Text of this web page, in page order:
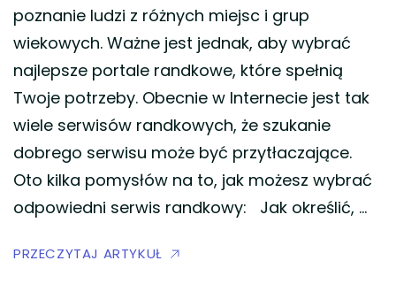
poznanie ludzi z różnych miejsc i grup
wiekowych. Ważne jest jednak, aby wybrać
najlepsze portale randkowe, które spełnią
Twoje potrzeby. Obecnie w Internecie jest tak
wiele serwisów randkowych, że szukanie
dobrego serwisu może być przytłaczające.
Oto kilka pomysłów na to, jak możesz wybrać
odpowiedni serwis randkowy: Jak określić, …
PRZECZYTAJ ARTYKUŁ